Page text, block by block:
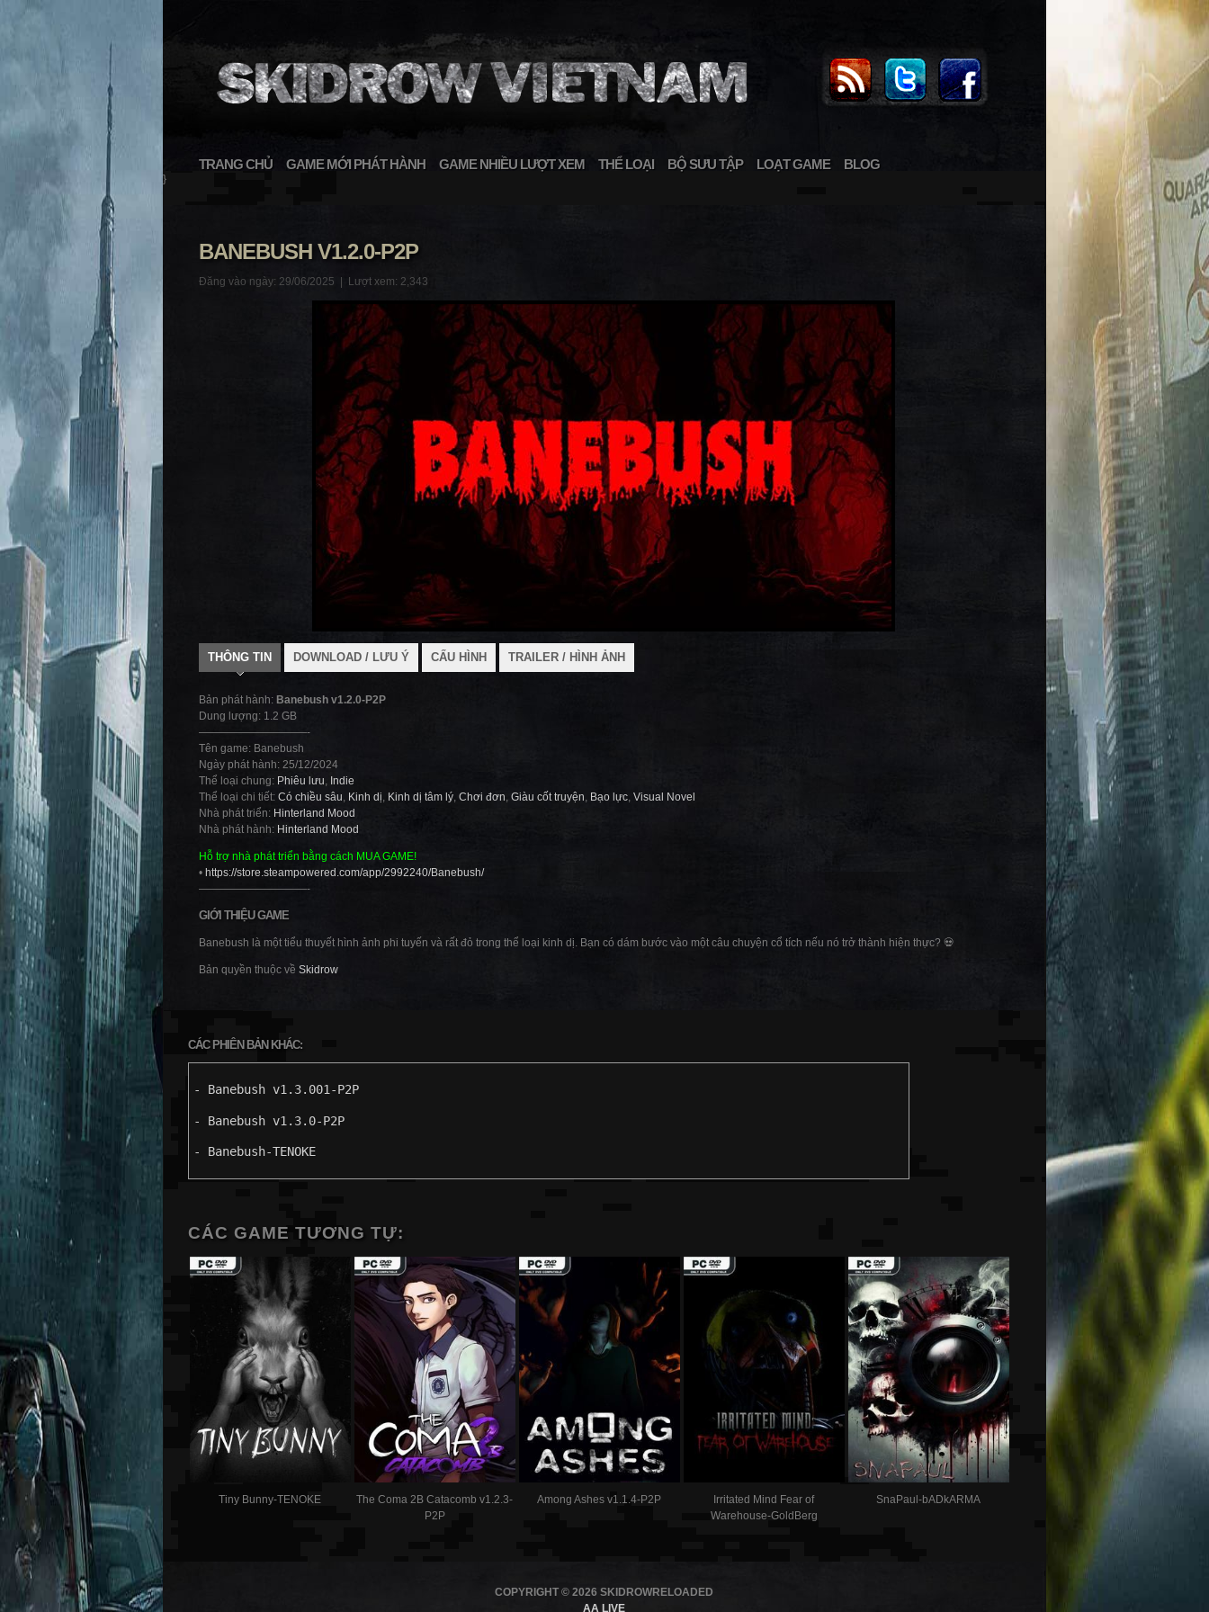
TRANG CHỦ GAME MỚI PHÁT HÀNH GAME NHIỀU LƯỢT XEM THỂ LOẠI BỘ SƯU TẬP LOẠT GAME BLOG
}
BANEBUSH V1.2.0-P2P
Đăng vào ngày: 29/06/2025 | Lượt xem: 2,343
THÔNG TIN DOWNLOAD / LƯU Ý CẤU HÌNH TRAILER / HÌNH ẢNH
Bản phát hành: Banebush v1.2.0-P2P
Dung lượng: 1.2 GB
——————————-
Tên game: Banebush
Ngày phát hành: 25/12/2024
Thể loại chung: Phiêu lưu, Indie
Thể loại chi tiết: Có chiều sâu, Kinh dị, Kinh dị tâm lý, Chơi đơn, Giàu cốt truyện, Bạo lực, Visual Novel
Nhà phát triển: Hinterland Mood
Nhà phát hành: Hinterland Mood
Hỗ trợ nhà phát triển bằng cách MUA GAME!
• https://store.steampowered.com/app/2992240/Banebush/
——————————-
GIỚI THIỆU GAME
Banebush là một tiểu thuyết hình ảnh phi tuyến và rất đỏ trong thể loại kinh dị. Bạn có dám bước vào một câu chuyện cổ tích nếu nó trở thành hiện thực? 💀
Bản quyền thuộc về Skidrow
CÁC PHIÊN BẢN KHÁC:
- Banebush v1.3.001-P2P
- Banebush v1.3.0-P2P
- Banebush-TENOKE
CÁC GAME TƯƠNG TỰ:
Tiny Bunny-TENOKE
The Coma 2B Catacomb v1.2.3-
P2P
Among Ashes v1.1.4-P2P
Irritated Mind Fear of
Warehouse-GoldBerg
SnaPaul-bADkARMA
COPYRIGHT © 2026 SKIDROWRELOADED
AA LIVE